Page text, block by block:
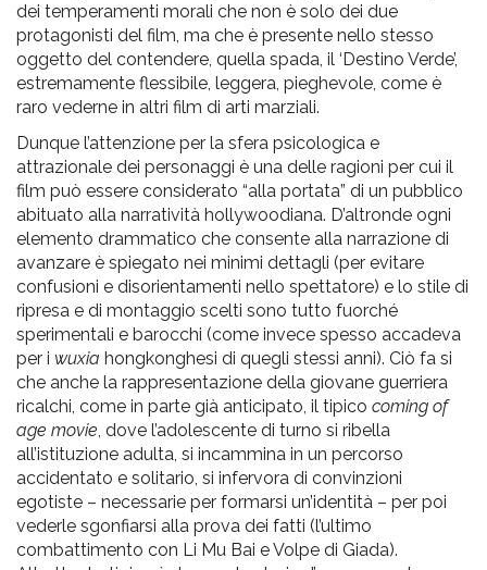
dei temperamenti morali che non è solo dei due
protagonisti del film, ma che è presente nello stesso
oggetto del contendere, quella spada, il ‘Destino Verde’,
estremamente flessibile, leggera, pieghevole, come è
raro vederne in altri film di arti marziali.
Dunque l’attenzione per la sfera psicologica e
attrazionale dei personaggi è una delle ragioni per cui il
film può essere considerato “alla portata” di un pubblico
abituato alla narratività hollywoodiana. D’altronde ogni
elemento drammatico che consente alla narrazione di
avanzare è spiegato nei minimi dettagli (per evitare
confusioni e disorientamenti nello spettatore) e lo stile di
ripresa e di montaggio scelti sono tutto fuorché
sperimentali e barocchi (come invece spesso accadeva
per i wuxia hongkonghesi di quegli stessi anni). Ciò fa si
che anche la rappresentazione della giovane guerriera
ricalchi, come in parte già anticipato, il tipico coming of
age movie, dove l’adolescente di turno si ribella
all’istituzione adulta, si incammina in un percorso
accidentato e solitario, si infervora di convinzioni
egotiste – necessarie per formarsi un’identità – per poi
vederle sgonfiarsi alla prova dei fatti (l’ultimo
combattimento con Li Mu Bai e Volpe di Giada).